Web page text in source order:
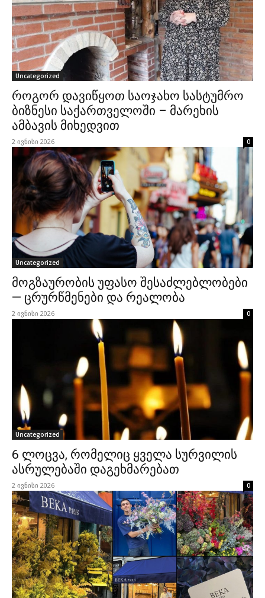
Uncategorized
როგორ დავიწყოთ საოჯახო სასტუმრო
ბიზნესი საქართველოში – მარეხის
ამბავის მიხედვით
2 ივნისი 2026 0
Uncategorized
მოგზაურობის უფასო შესაძლებლობები
— ცრურწმენები და რეალობა
2 ივნისი 2026 0
Uncategorized
6 ლოცვა, რომელიც ყველა სურვილის
ასრულებაში დაგეხმარებათ
2 ივნისი 2026 0